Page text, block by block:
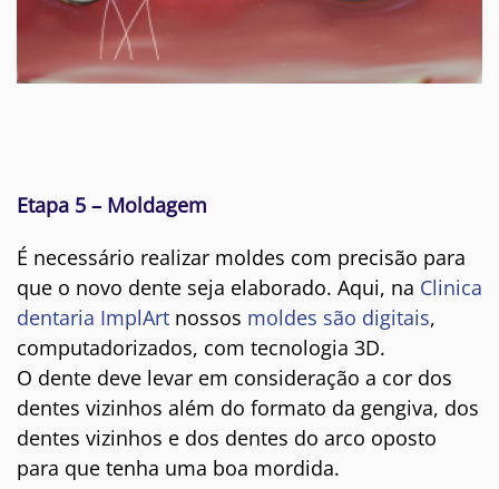
Etapa 5 – Moldagem
É necessário realizar moldes com precisão para
que o novo dente seja elaborado. Aqui, na Clinica
dentaria ImplArt nossos moldes são digitais,
computadorizados, com tecnologia 3D.
O dente deve levar em consideração a cor dos
dentes vizinhos além do formato da gengiva, dos
dentes vizinhos e dos dentes do arco oposto
para que tenha uma boa mordida.